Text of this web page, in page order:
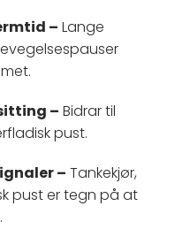
– Lange
– Bidrar til
pust.
– Tankekjør,
pust er tegn på at